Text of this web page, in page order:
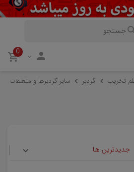
0
تخریب گردبر سایر گردبرها و متعلقات
جدیدترین ها